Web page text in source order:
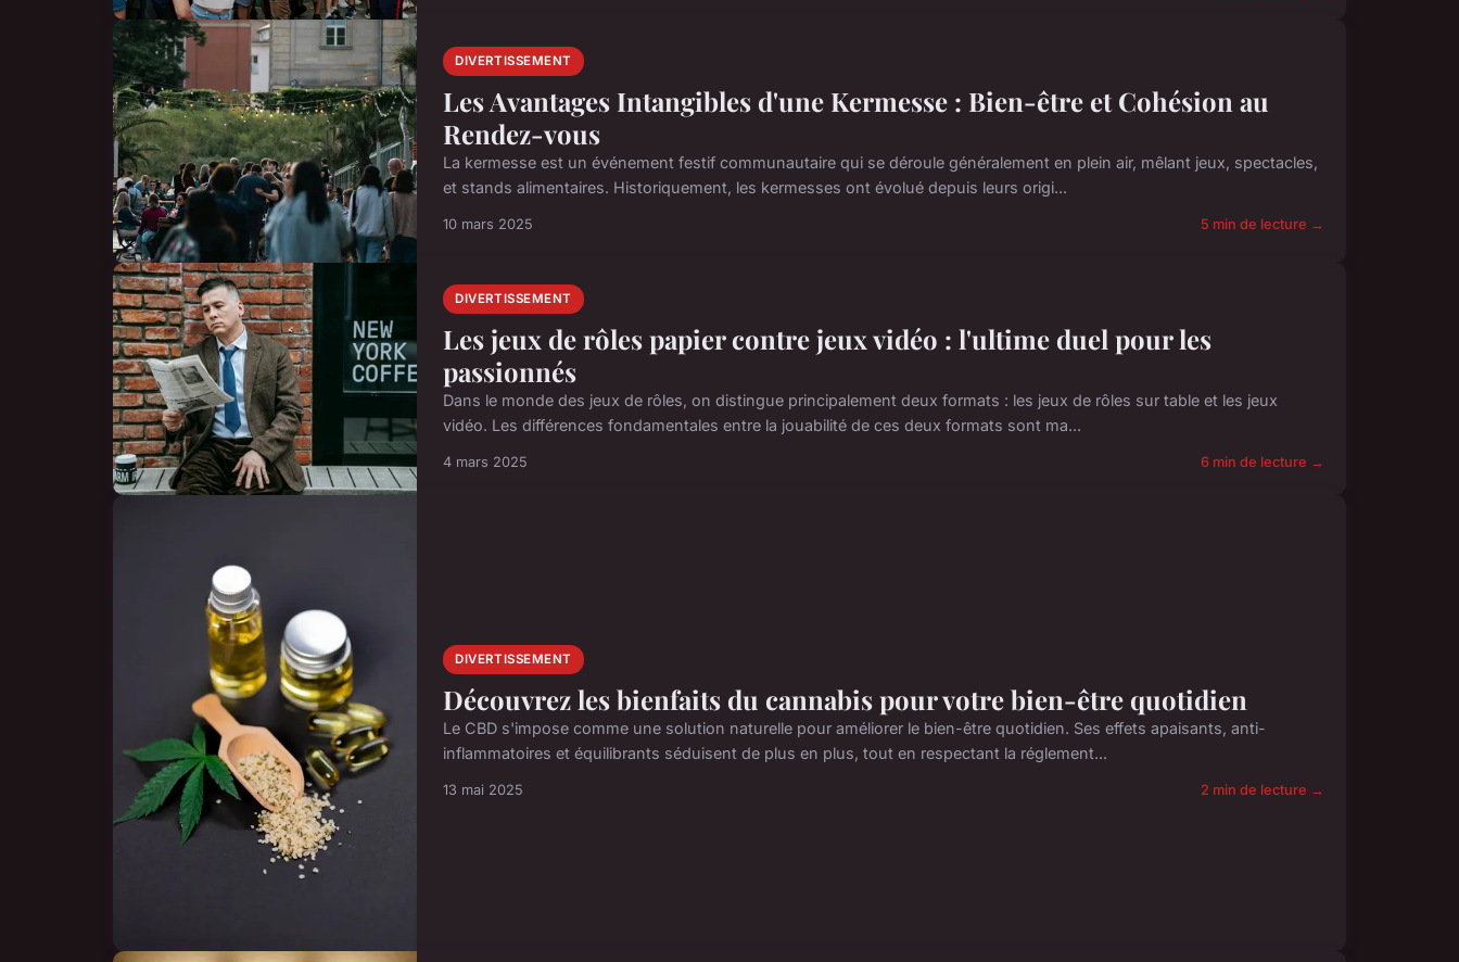
DIVERTISSEMENT
Les Avantages Intangibles d'une Kermesse : Bien-être et Cohésion au
Rendez-vous
La kermesse est un événement festif communautaire qui se déroule généralement en plein air, mêlant jeux, spectacles,
et stands alimentaires. Historiquement, les kermesses ont évolué depuis leurs origi...
10 mars 2025 5 min de lecture →
DIVERTISSEMENT
Les jeux de rôles papier contre jeux vidéo : l'ultime duel pour les
passionnés
Dans le monde des jeux de rôles, on distingue principalement deux formats : les jeux de rôles sur table et les jeux
vidéo. Les différences fondamentales entre la jouabilité de ces deux formats sont ma...
4 mars 2025 6 min de lecture →
DIVERTISSEMENT
Découvrez les bienfaits du cannabis pour votre bien-être quotidien
Le CBD s'impose comme une solution naturelle pour améliorer le bien-être quotidien. Ses effets apaisants, anti-
inflammatoires et équilibrants séduisent de plus en plus, tout en respectant la réglement...
13 mai 2025 2 min de lecture →